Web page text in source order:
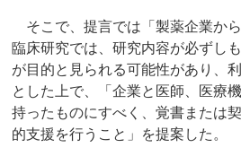
そこで、提言では「製薬企業か
臨床研究では、研究内容が必ずし
が目的と見られる可能性があり、
とした上で、「企業と医師、医療
持ったものにすべく、覚書または
的支援を行うこと」を提案した。